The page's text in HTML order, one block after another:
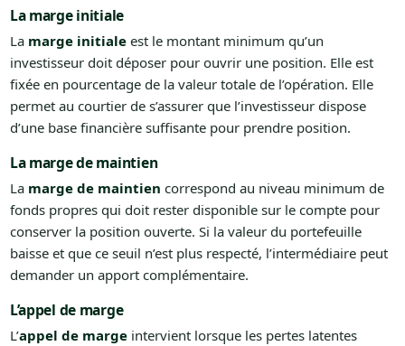
La marge initiale
La marge initialeest le montant minimum qu’un
investisseur doit déposer pour ouvrir une position. Elle est
fixée en pourcentage de la valeur totale de l’opération. Elle
permet au courtier de s’assurer que l’investisseur dispose
d’une base financière suffisante pour prendre position.
La marge de maintien
La marge de maintien correspond au niveau minimum de
fonds propres qui doit rester disponible sur le compte pour
conserver la position ouverte. Si la valeur du portefeuille
baisse et que ce seuil n’est plus respecté, l’intermédiaire peut
demander un apport complémentaire.
L’appel de marge
L’appel de margeintervient lorsque les pertes latentes